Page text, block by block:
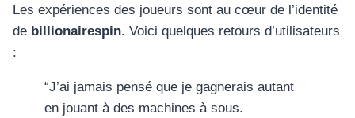
อุปกรณ์เพื่อความบันเทิง
Les expériences des joueurs sont au cœur de l’identité
de billionairespin. Voici quelques retours d’utilisateurs
:
“J’ai jamais pensé que je gagnerais autant
en jouant à des machines à sous.